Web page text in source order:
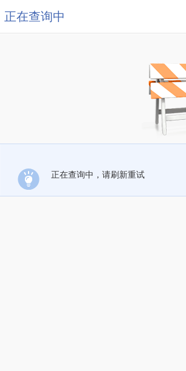
正在查询中
正在查询中，请刷新重试